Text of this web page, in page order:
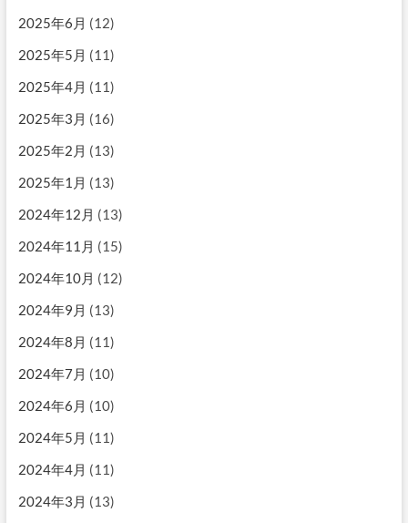
2025年6月 (12)
2025年5月 (11)
2025年4月 (11)
2025年3月 (16)
2025年2月 (13)
2025年1月 (13)
2024年12月 (13)
2024年11月 (15)
2024年10月 (12)
2024年9月 (13)
2024年8月 (11)
2024年7月 (10)
2024年6月 (10)
2024年5月 (11)
2024年4月 (11)
2024年3月 (13)